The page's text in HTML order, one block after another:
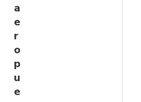
a
e
r
o
p
u
e